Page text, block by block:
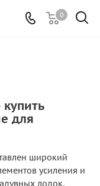
0
для
широкий
усиления и
лодок.